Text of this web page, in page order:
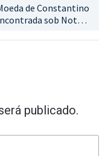
de Constantino
sob Notre-
história de Paris
publicado.